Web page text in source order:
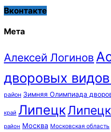
Вконтакте
Мета
Алексей Логинов
дворовых
район Зимняя Олимпиада
край Липецк
район Москва Московская область